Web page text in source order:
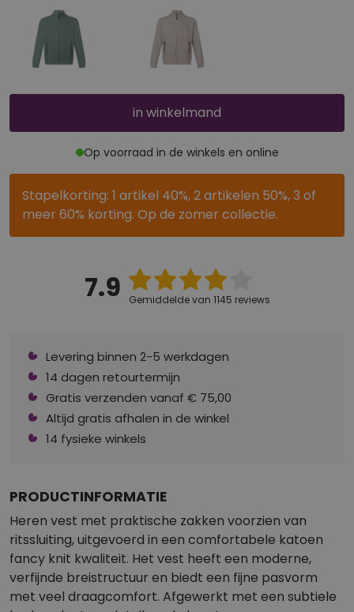
in winkelmand
Op voorraad in de winkels en online
Stapelkorting: 1 artikel 40%, 2 artikelen 50%, 3 of
meer 60% korting. Op de zomer collectie.
7.9 Gemiddelde van 1145 reviews
Levering binnen 2-5 werkdagen
14 dagen retourtermijn
Gratis verzenden vanaf € 75,00
Altijd gratis afhalen in de winkel
14 fysieke winkels
PRODUCTINFORMATIE
Heren vest met praktische zakken voorzien van
ritssluiting, uitgevoerd in een comfortabele katoen
fancy knit kwaliteit. Het vest heeft een moderne,
verfijnde breistructuur en biedt een fijne pasvorm
met veel draagcomfort. Afgewerkt met een subtiele